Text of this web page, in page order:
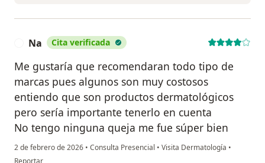
Na Cita verificada
Me gustaría que recomendaran todo tipo de
marcas pues algunos son muy costosos
entiendo que son productos dermatológicos
pero sería importante tenerlo en cuenta
No tengo ninguna queja me fue súper bien
2 de febrero de 2026 • Consulta Presencial • Visita Dermatología •
en opinión del usuario Na